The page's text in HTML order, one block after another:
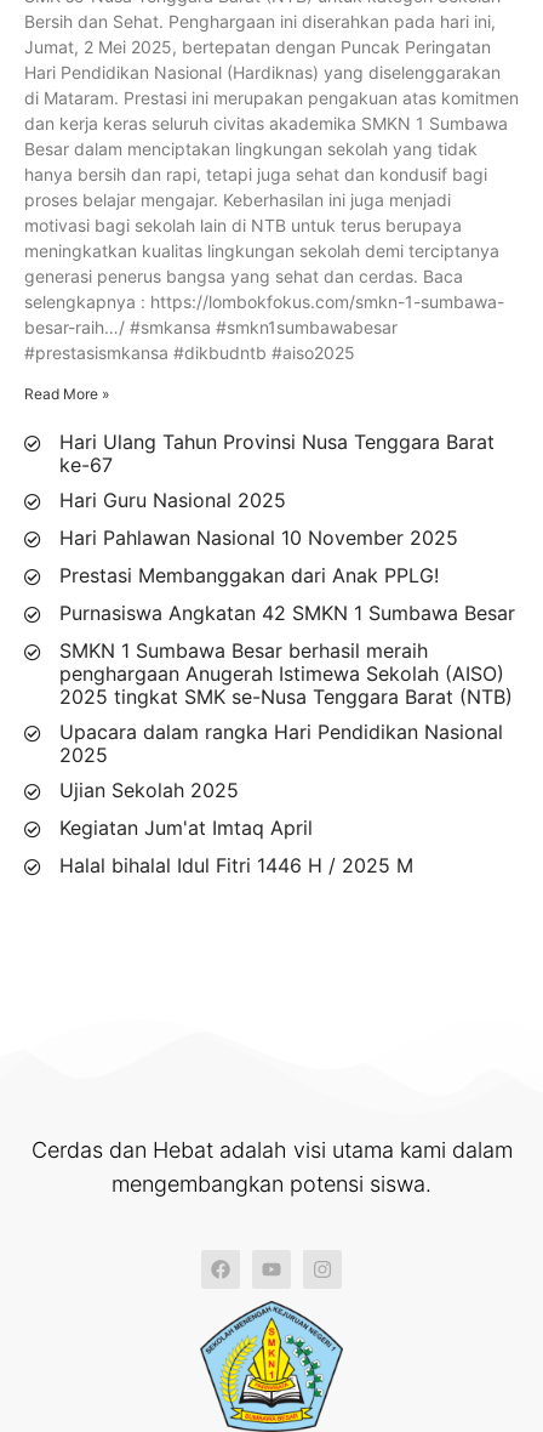
Bersih dan Sehat. Penghargaan ini diserahkan pada hari ini,
Jumat, 2 Mei 2025, bertepatan dengan Puncak Peringatan
Hari Pendidikan Nasional (Hardiknas) yang diselenggarakan
di Mataram. Prestasi ini merupakan pengakuan atas komitmen
dan kerja keras seluruh civitas akademika SMKN 1 Sumbawa
Besar dalam menciptakan lingkungan sekolah yang tidak
hanya bersih dan rapi, tetapi juga sehat dan kondusif bagi
proses belajar mengajar. Keberhasilan ini juga menjadi
motivasi bagi sekolah lain di NTB untuk terus berupaya
meningkatkan kualitas lingkungan sekolah demi terciptanya
generasi penerus bangsa yang sehat dan cerdas. Baca
selengkapnya : https://lombokfokus.com/smkn-1-sumbawa-
besar-raih…/ #smkansa #smkn1sumbawabesar
#prestasismkansa #dikbudntb #aiso2025
Read More »
Hari Ulang Tahun Provinsi Nusa Tenggara Barat
ke-67
Hari Guru Nasional 2025
Hari Pahlawan Nasional 10 November 2025
Prestasi Membanggakan dari Anak PPLG!
Purnasiswa Angkatan 42 SMKN 1 Sumbawa Besar
SMKN 1 Sumbawa Besar berhasil meraih
penghargaan Anugerah Istimewa Sekolah (AISO)
2025 tingkat SMK se-Nusa Tenggara Barat (NTB)
Upacara dalam rangka Hari Pendidikan Nasional
2025
Ujian Sekolah 2025
Kegiatan Jum'at Imtaq April
Halal bihalal Idul Fitri 1446 H / 2025 M
Cerdas dan Hebat adalah visi utama kami dalam
mengembangkan potensi siswa.